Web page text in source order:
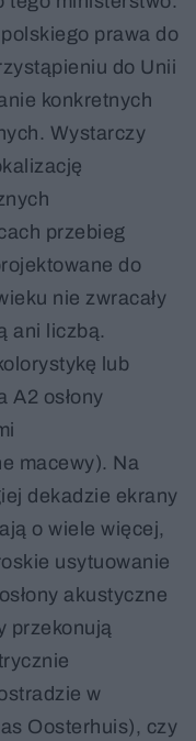
prawa do
do Unii
konkretnych
Wystarczy
przebieg
do
nie zwracały
ani liczbą.
lub
A2 osłony
macewy). Na
dekadzie ekrany
o wiele więcej,
usytuowanie
akustyczne
przekonują
w
Oosterhuis), czy